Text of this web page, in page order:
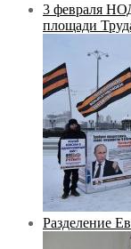
3 февраля
площади
Разделение